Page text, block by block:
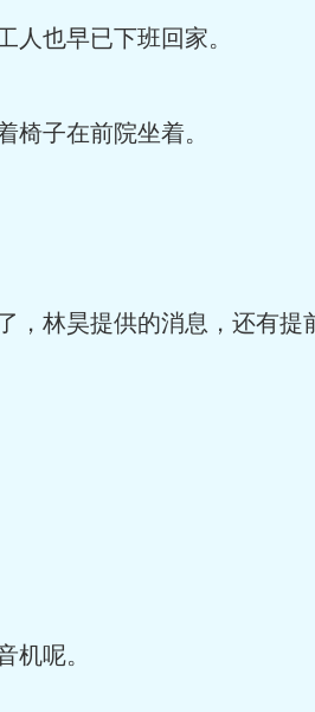
也早已下班回家。
子在前院坐着。
，林昊提供的消息，还有
呢。